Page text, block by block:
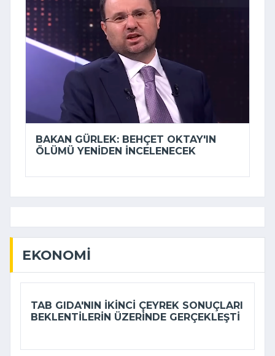
BAKAN GÜRLEK: BEHÇET OKTAY'IN
ÖLÜMÜ YENIDEN INCELENECEK
EKONOMI
TAB GIDA'NIN IKINCI ÇEYREK SONUÇLARI
BEKLENTILERIN ÜZERINDE GERÇEKLEŞTI